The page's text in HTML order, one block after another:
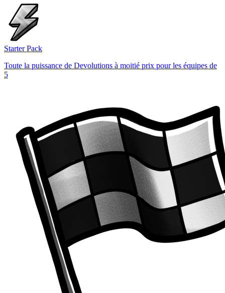
Starter Pack
Toute la puissance de Devolutions à moitié prix pour les équipes de
5